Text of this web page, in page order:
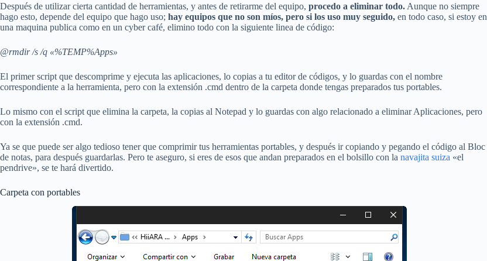
Después de utilizar cierta cantidad de herramientas, y antes de retirarme del equipo, procedo a eliminar todo. Aunque no siempre
hago esto, depende del equipo que hago uso; hay equipos que no son míos, pero si los uso muy seguido, en todo caso, si estoy en
una maquina publica como en un cyber café, elimino todo con la siguiente linea de código:
@rmdir /s /q «%TEMP%Apps»
El primer script que descomprime y ejecuta las aplicaciones, lo copias a tu editor de códigos, y lo guardas con el nombre
correspondiente a la herramienta, pero con la extensión .cmd dentro de la carpeta donde tengas preparados tus portables.
Lo mismo con el script que elimina la carpeta, la copias al Notepad y lo guardas con algo relacionado a eliminar Aplicaciones, pero
con la extensión .cmd.
Ya se que puede ser algo tedioso tener que comprimir tus herramientas portables, y después ir copiando y pegando el código al Bloc
de notas, para después guardarlas. Pero te aseguro, si eres de esos que andan preparados en el bolsillo con la navajita suiza «el
pendrive», se te hará divertido.
Carpeta con portables